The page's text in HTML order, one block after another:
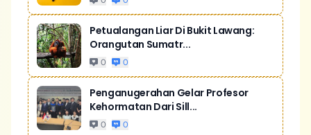
Petualangan Liar Di Bukit Lawang:
Orangutan Sumatr...
0 0
Penganugerahan Gelar Profesor
Kehormatan Dari Sill...
0 0